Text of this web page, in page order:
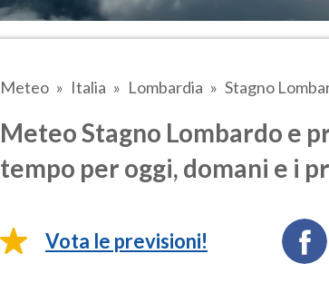
Meteo Italia Lombardia Stagno
Meteo Stagno Lombardo e
tempo per oggi, domani e i
Vota le previsioni!